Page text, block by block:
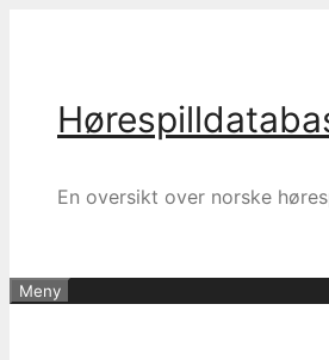
En oversikt over norske
Meny